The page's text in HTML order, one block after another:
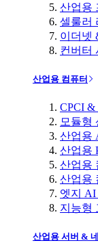
산업용
셀룰러
이더넷
컨버터
산업용 컴퓨터
CPCI &
모듈형
산업용
산업용
산업용
산업용
엣지 AI
지능형
산업용 서버 &